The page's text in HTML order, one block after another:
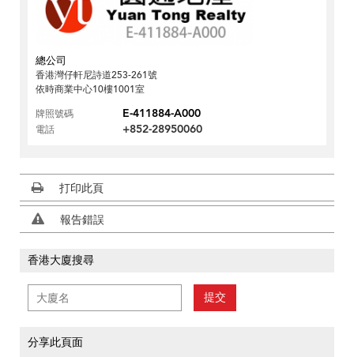
總公司
香港灣仔軒尼詩道253-261號
依時商業中心10樓1001室
牌照號碼
E-411884-A000
電話 +852-28950060
打印此頁
報告錯誤
香港大廈搜尋
提交
分享此頁面